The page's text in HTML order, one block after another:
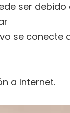
ser debido
se conecte
a Internet.